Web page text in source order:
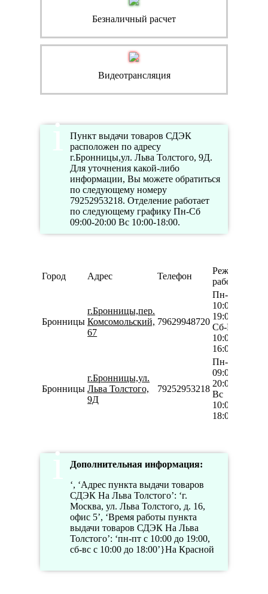
Безналичный расчет
Видеотрансляция
Пункт выдачи товаров СДЭК
расположен по адресу
г.Бронницы,ул. Льва Толстого, 9Д.
Для уточнения какой-либо
информации, Вы можете обратиться
по следующему номеру
79252953218. Отделение работает
по следующему графику Пн-Сб
09:00-20:00 Вс 10:00-18:00.
Город Адрес Телефон
Режим
работы
Бронницы
г.Бронницы,пер.
Комсомольский,
67
79629948720
Пн-Пт
10:00-
19:00
Сб-Вс
10:00-
16:00
Бронницы
г.Бронницы,ул.
Льва Толстого,
9Д
79252953218
Пн-Сб
09:00-
20:00
Вс
10:00-
18:00
Дополнительная информация:
‘, ‘Адрес пункта выдачи товаров
СДЭК На Льва Толстого’: ‘г.
Москва, ул. Льва Толстого, д. 16,
офис 5’, ‘Время работы пункта
выдачи товаров СДЭК На Льва
Толстого’: ‘пн-пт с 10:00 до 19:00,
сб-вс с 10:00 до 18:00’}На Красной